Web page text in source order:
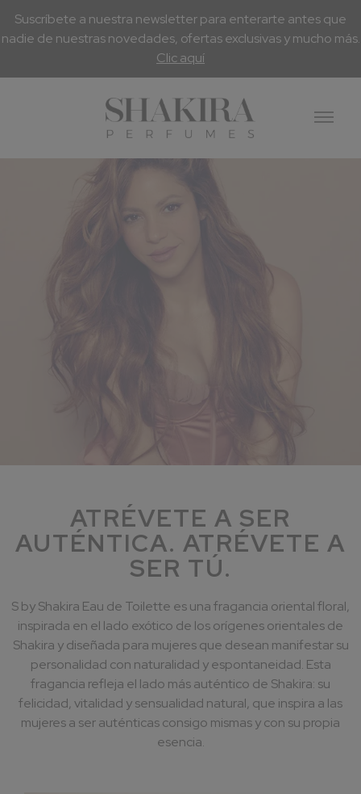
Suscríbete a nuestra newsletter para enterarte antes que
nadie de nuestras novedades, ofertas exclusivas y mucho más.
Clic aquí
ATRÉVETE A SER
AUTÉNTICA. ATRÉVETE A
SER TÚ.
S by Shakira Eau de Toilette es una fragancia oriental floral,
inspirada en el lado exótico de los orígenes orientales de
Shakira y diseñada para mujeres que desean manifestar su
personalidad con naturalidad y espontaneidad. Esta
fragancia refleja el lado más auténtico de Shakira: su
felicidad, vitalidad y sensualidad natural, que inspira a las
mujeres a ser auténticas consigo mismas y con su propia
esencia.